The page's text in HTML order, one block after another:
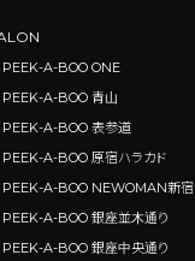
PEEK-A-BOO ONE
PEEK-A-BOO 青山
PEEK-A-BOO 表参道
PEEK-A-BOO 原宿ハラカド
PEEK-A-BOO NEWOMAN新宿
PEEK-A-BOO 銀座並木通り
PEEK-A-BOO 銀座中央通り